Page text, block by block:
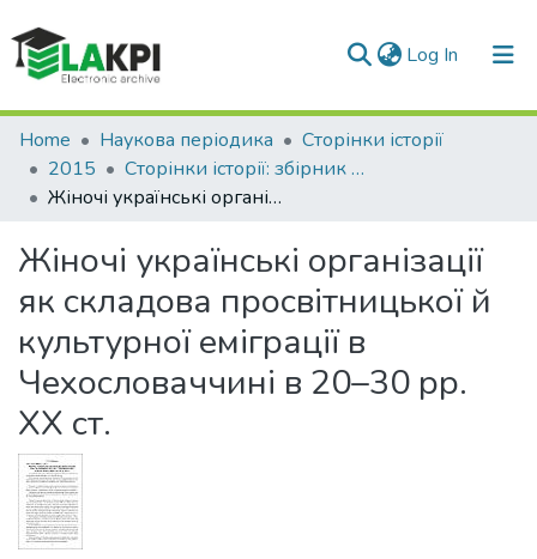
Log In (current)
Communities & Collections
All of DSpace
Home Наукова періодика
Сторінки історії
2015
Сторінки історії: збірник наукових праць, Вип. 40
Жіночі українські організації як складова просвітницької й культурної еміграції в Чехословаччині в 20–30 рр. ХХ ст.
Жіночі українські організації
як складова просвітницької й
культурної еміграції в
Чехословаччині в 20–30 рр.
ХХ ст.